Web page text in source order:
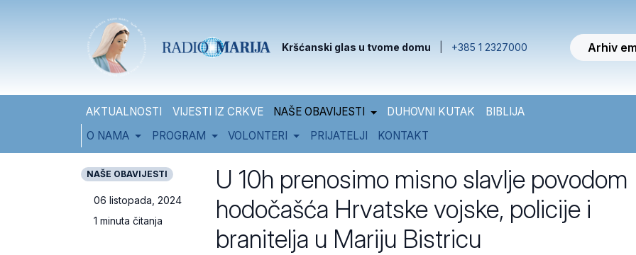
Kršćanski glas u tvome domu +385 1 2327000 Arhiv
AKTUALNOSTI VIJESTI IZ CRKVE NAŠE OBAVIJESTI DUHOVNI KUTAK
BIBLIJA
O NAMA
PROGRAM VOLONTERI PRIJATELJI KONTAKT
NAŠE OBAVIJESTI
06 listopada, 2024
1 minuta čitanja
U 10h prenosimo misno slavlje povodom
hodočašća Hrvatske vojske, policije i
branitelja u Mariju Bistricu